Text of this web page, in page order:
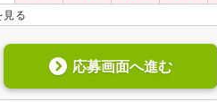
見る
応募画面へ進む